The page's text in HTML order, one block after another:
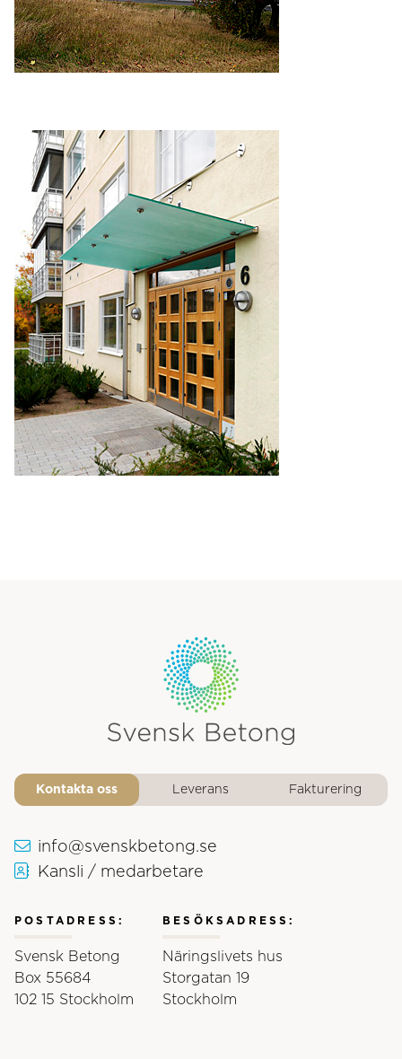
Kontakta oss Leverans Fakturering
info@svenskbetong.se
Kansli / medarbetare
POSTADRESS:
Svensk Betong
Box 55684
102 15 Stockholm
BESÖKSADRESS:
Näringslivets hus
Storgatan 19
Stockholm